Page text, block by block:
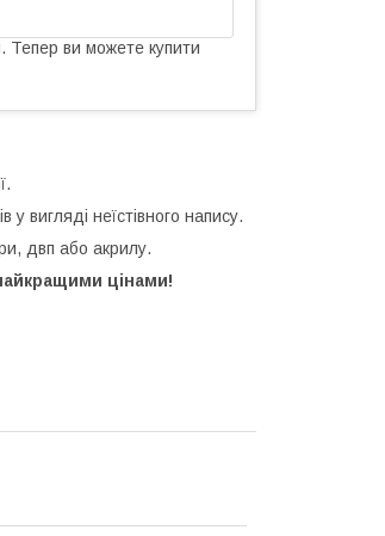
Тепер ви можете купити
у вигляді неїстівного напису.
двп або акрилу.
цінами!